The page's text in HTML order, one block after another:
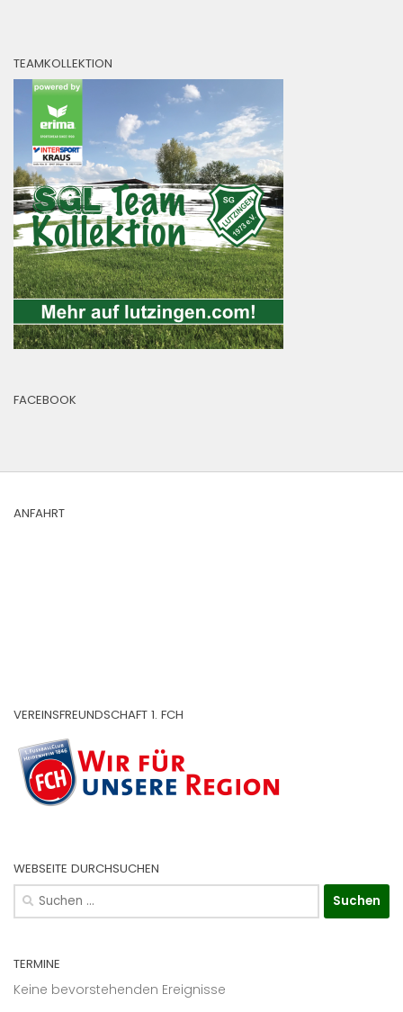
TEAMKOLLEKTION
FACEBOOK
ANFAHRT
VEREINSFREUNDSCHAFT 1. FCH
WEBSEITE DURCHSUCHEN
Suchen
nach:
TERMINE
Keine bevorstehenden Ereignisse